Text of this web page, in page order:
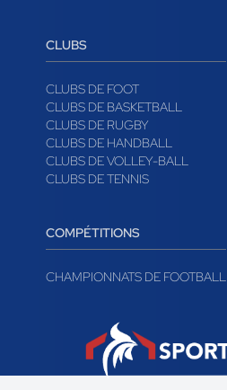
CLUBS
CLUBS DE FOOT
CLUBS DE BASKETBALL
CLUBS DE RUGBY
CLUBS DE HANDBALL
CLUBS DE VOLLEY-BALL
CLUBS DE TENNIS
COMPÉTITIONS
CHAMPIONNATS DE FOOTBALL